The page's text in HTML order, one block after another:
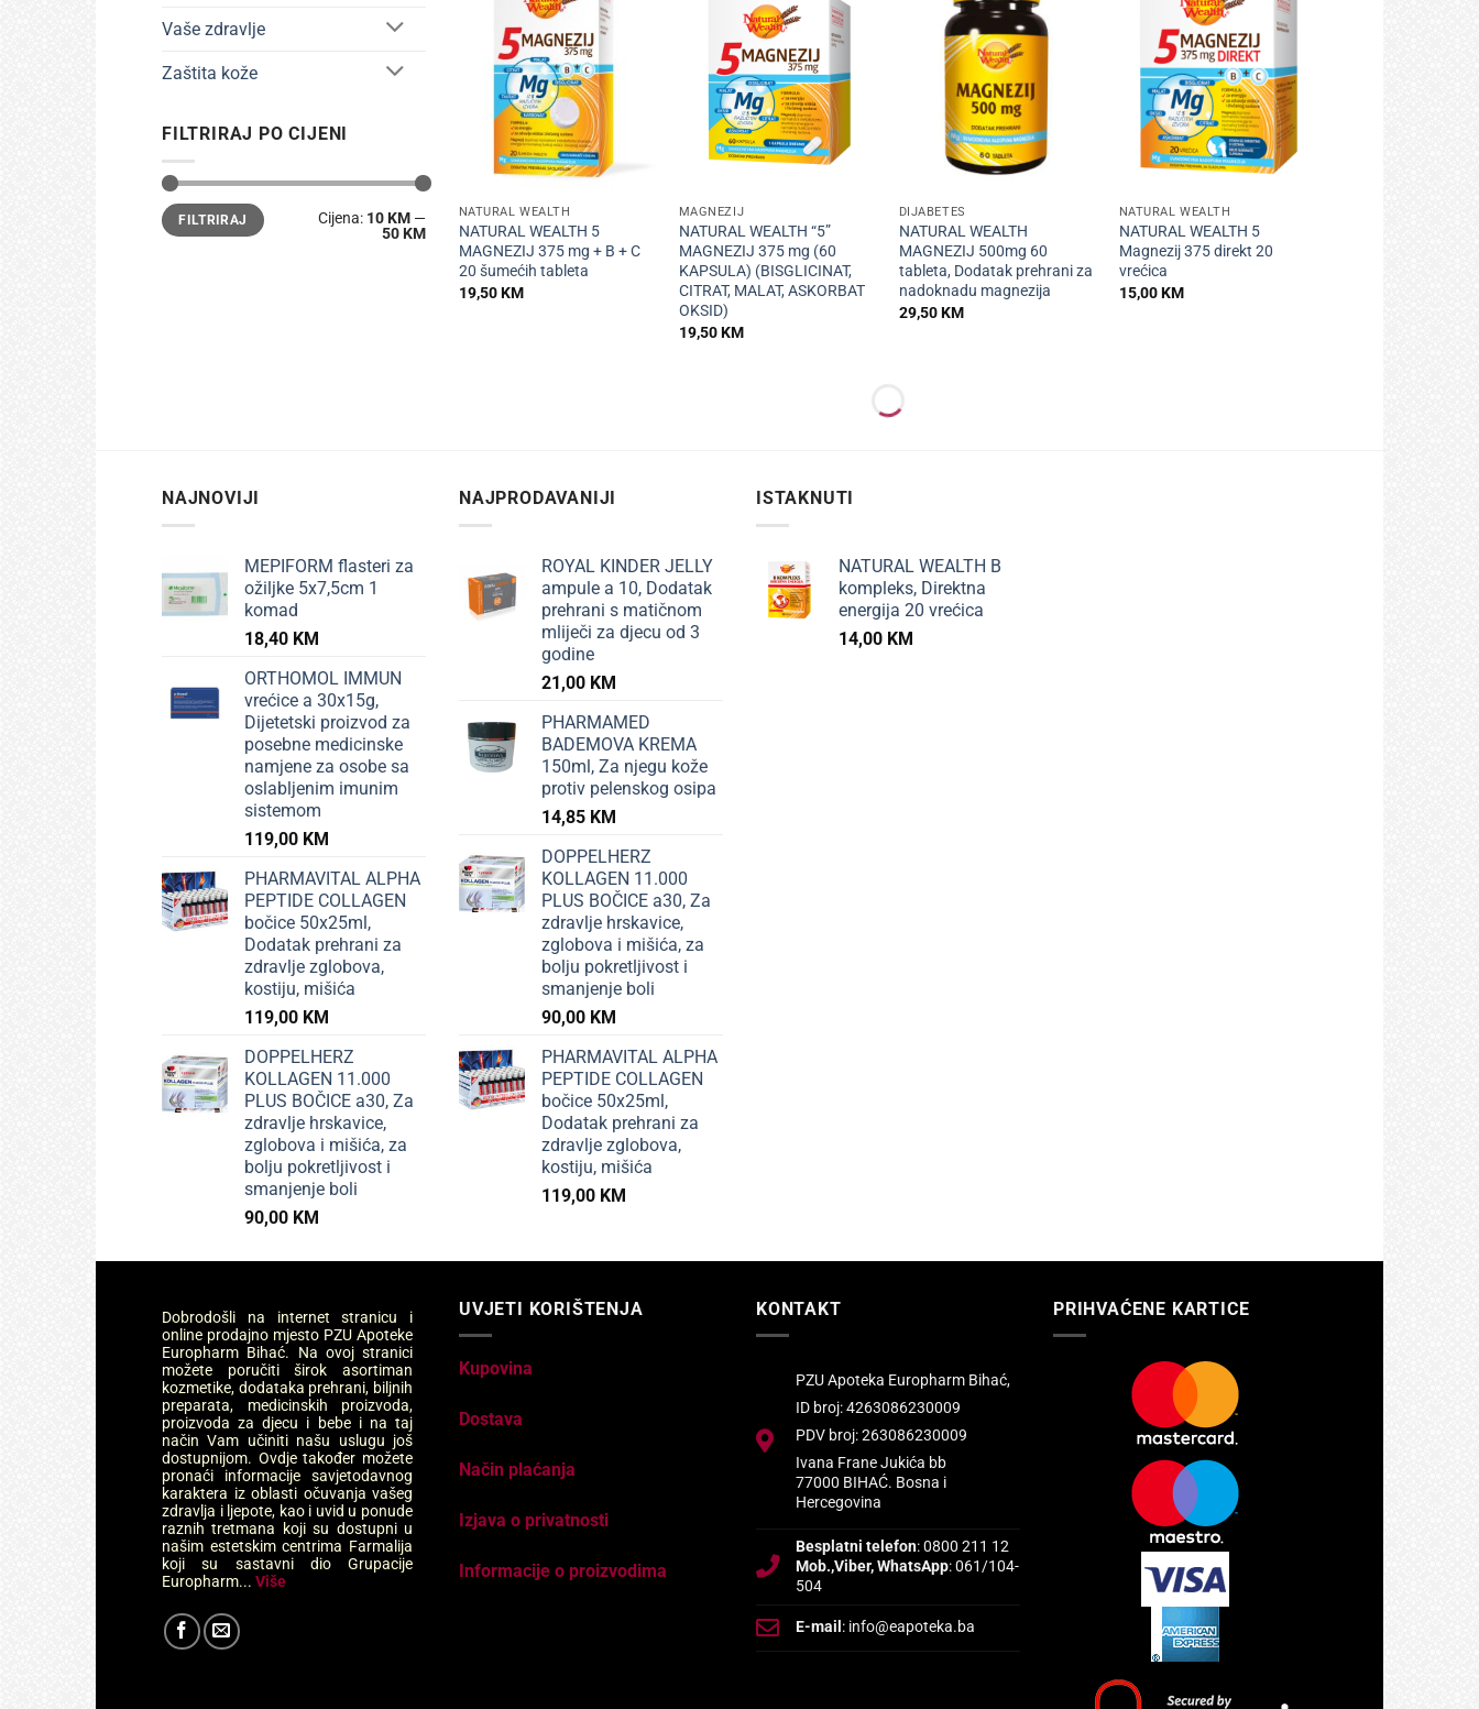
Vaše zdravlje
Zaštita kože
FILTRIRAJ PO CIJENI
Min
cijena
Maks
cijenaFILTRIRAJ Cijena: 10 KM —
50 KM
NATURAL WEALTH
NATURAL WEALTH 5
MAGNEZIJ 375 mg + B + C
20 šumećih tableta
19,50KM
MAGNEZIJ
NATURAL WEALTH “5”
MAGNEZIJ 375 mg (60
KAPSULA) (BISGLICINAT,
CITRAT, MALAT, ASKORBAT
OKSID)
19,50KM
DIJABETES
NATURAL WEALTH
MAGNEZIJ 500mg 60
tableta, Dodatak prehrani za
nadoknadu magnezija
29,50KM
+
NATURAL WEALTH
NATURAL WEALTH 5
Magnezij 375 direkt 20
vrećica
15,00KM
NAJNOVIJI
MEPIFORM flasteri za
ožiljke 5x7,5cm 1
komad
18,40 KM
ORTHOMOL IMMUN
vrećice a 30x15g,
Dijetetski proizvod za
posebne medicinske
namjene za osobe sa
oslabljenim imunim
sistemom
119,00 KM
PHARMAVITAL ALPHA
PEPTIDE COLLAGEN
bočice 50x25ml,
Dodatak prehrani za
zdravlje zglobova,
kostiju, mišića
119,00 KM
DOPPELHERZ
KOLLAGEN 11.000
PLUS BOČICE a30, Za
zdravlje hrskavice,
zglobova i mišića, za
bolju pokretljivost i
smanjenje boli
90,00 KM
NAJPRODAVANIJI
ROYAL KINDER JELLY
ampule a 10, Dodatak
prehrani s matičnom
mliječi za djecu od 3
godine
21,00 KM
PHARMAMED
BADEMOVA KREMA
150ml, Za njegu kože
protiv pelenskog osipa
14,85 KM
DOPPELHERZ
KOLLAGEN 11.000
PLUS BOČICE a30, Za
zdravlje hrskavice,
zglobova i mišića, za
bolju pokretljivost i
smanjenje boli
90,00 KM
PHARMAVITAL ALPHA
PEPTIDE COLLAGEN
bočice 50x25ml,
Dodatak prehrani za
zdravlje zglobova,
kostiju, mišića
119,00 KM
ISTAKNUTI
NATURAL WEALTH B
kompleks, Direktna
energija 20 vrećica
14,00 KM
Dobrodošli na internet stranicu i
online prodajno mjesto PZU Apoteke
Europharm Bihać. Na ovoj stranici
možete poručiti širok asortiman
kozmetike, dodataka prehrani, biljnih
preparata, medicinskih proizvoda,
proizvoda za djecu i bebe i na taj
način Vam učiniti našu uslugu još
dostupnijom. Ovdje također možete
pronaći informacije savjetodavnog
karaktera iz oblasti očuvanja vašeg
zdravlja i ljepote, kao i uvid u ponude
raznih tretmana koji su dostupni u
našim estetskim centrima Farmalija
koji su sastavni dio Grupacije
Europharm... Više
UVJETI KORIŠTENJA
Kupovina
Dostava
Način plaćanja
Izjava o privatnosti
Informacije o proizvodima
KONTAKT
PZU Apoteka Europharm Bihać,
ID broj: 4263086230009
PDV broj: 263086230009
Ivana Frane Jukića bb
77000 BIHAĆ. Bosna i
Hercegovina
Besplatni telefon: 0800 211 12
Mob.,Viber, WhatsApp: 061/104-
504
E-mail: info@eapoteka.ba
PRIHVAĆENE KARTICE